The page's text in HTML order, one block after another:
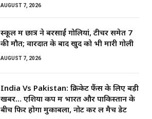
AUGUST 7, 2026
स्कूल में छात्र ने बरसाईं गोलियां, टीचर समेत 7
की मौत; वारदात के बाद खुद को भी मारी गोली
AUGUST 7, 2026
India Vs Pakistan: क्रिकेट फैंस के लिए बड़ी
खबर… एशिया कप में भारत और पाकिस्तान के
बीच फिर होगा मुकाबला, नोट कर लें मैच डेट